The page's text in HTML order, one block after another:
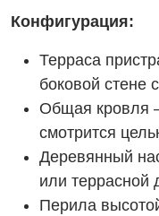
Конфигурация:
Терраса
боковой стене
Общая кровля
смотрится
Деревянный
или террасной
Перила